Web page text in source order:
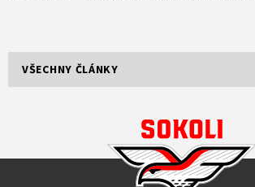
VŠECHNY ČLÁNKY